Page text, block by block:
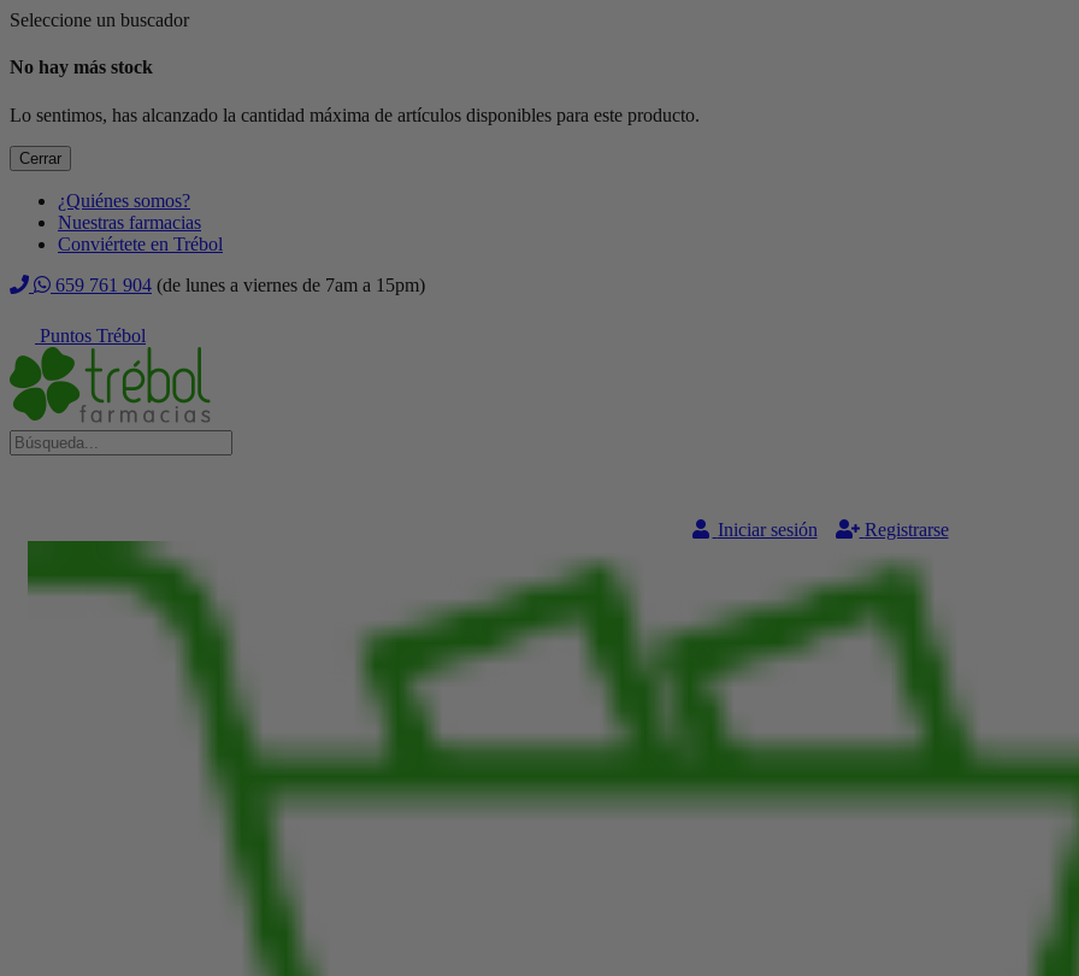
Seleccione un buscador
No hay más stock
Lo sentimos, has alcanzado la cantidad máxima de artículos disponibles para este producto.
Cerrar
¿Quiénes somos?
Nuestras farmacias
Conviértete en Trébol
659 761 904 (de lunes a viernes de 7am a 15pm)
Puntos Trébol
Iniciar sesión Registrarse